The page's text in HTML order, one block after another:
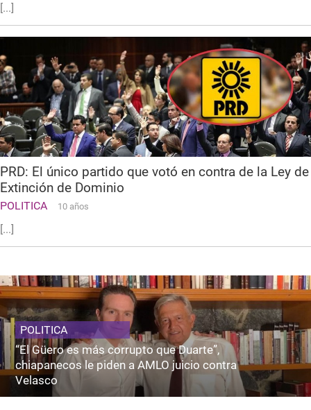
[...]
PRD: El único partido que votó en contra de la Ley de
Extinción de Dominio
POLITICA 10 años
[...]
POLITICA
“El Güero es más corrupto que Duarte”,
chiapanecos le piden a AMLO juicio contra
Velasco